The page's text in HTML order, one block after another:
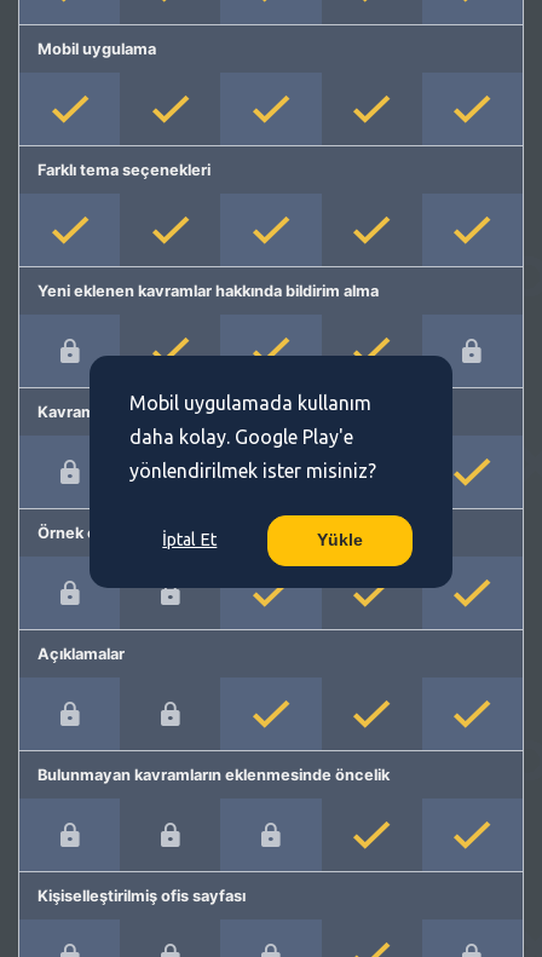
Mobil uygulama
Farklı tema seçenekleri
Yeni eklenen kavramlar hakkında bildirim alma
Kavram önerme
Örnek cümleler
Açıklamalar
Bulunmayan kavramların eklenmesinde öncelik
Kişiselleştirilmiş ofis sayfası
Mobil uygulamada kullanım
daha kolay. Google Play'e
yönlendirilmek ister misiniz?
İptal Et Yükle